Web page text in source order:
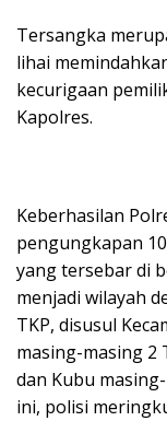
Tersangka
lihai
kecurigaan
Kapolres.
Keberhasilan
pengungkapan
yang tersebar di
menjadi wilayah
TKP, disusul
masing-masing 2
dan Kubu
ini, polisi